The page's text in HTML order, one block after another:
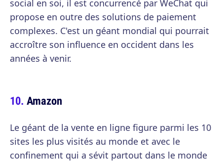
social en soi, il est concurrencé par WeChat qui
propose en outre des solutions de paiement
complexes. C'est un géant mondial qui pourrait
accroître son influence en occident dans les
années à venir.
Amazon
Le géant de la vente en ligne figure parmi les 10
sites les plus visités au monde et avec le
confinement qui a sévit partout dans le monde